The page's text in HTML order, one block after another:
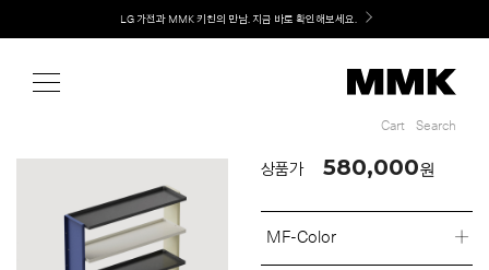
Welcome! 신규 회원가입 시 MMK Shop Coupon (총 60만원) 지급
LG 가전과 MMK 키친의 만남. 지금 바로 확인해보세요.
Cart Search
상품가 580,000원
MF-Color